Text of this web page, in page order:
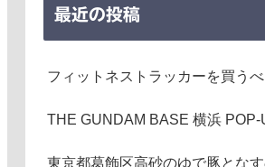
最近の投稿
フィットネストラッカーを買う
THE GUNDAM BASE 横浜 POP-
東京都葛飾区高砂のゆで豚とな